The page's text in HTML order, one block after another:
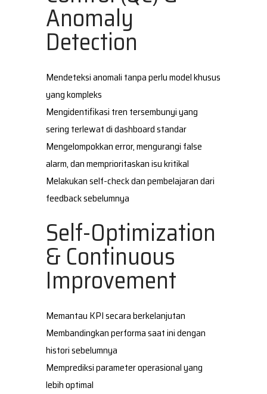
Anomaly
Detection
Mendeteksi anomali tanpa perlu model khusus
yang kompleks
Mengidentifikasi tren tersembunyi yang
sering terlewat di dashboard standar
Mengelompokkan error, mengurangi false
alarm, dan memprioritaskan isu kritikal
Melakukan self-check dan pembelajaran dari
feedback sebelumnya
Self-Optimization
& Continuous
Improvement
Memantau KPI secara berkelanjutan
Membandingkan performa saat ini dengan
histori sebelumnya
Memprediksi parameter operasional yang
lebih optimal